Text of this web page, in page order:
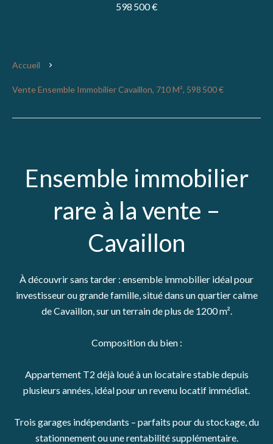
598 500 €
Accueil
Vente Ensemble Immobilier Cavaillon, 710 M², 598 500 €
Ensemble immobilier
rare à la vente –
Cavaillon
À découvrir sans tarder : ensemble immobilier idéal pour
investisseur ou grande famille, situé dans un quartier calme
de Cavaillon, sur un terrain de plus de 1200 m².
Composition du bien :
Appartement T2 déjà loué à un locataire stable depuis
plusieurs années, idéal pour un revenu locatif immédiat.
Trois garages indépendants – parfaits pour du stockage, du
stationnement ou une rentabilité supplémentaire.